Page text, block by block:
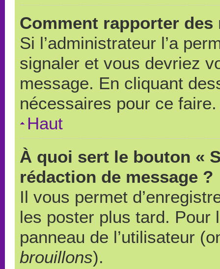
Comment rapporter
Si l’administrateur l’a
signaler et vous devriez
message. En cliquant
nécessaires pour ce faire.
Haut
À quoi sert le bouton «
rédaction de message ?
Il vous permet
les poster plus tard. Pour
panneau de l’utilisateur
brouillons).